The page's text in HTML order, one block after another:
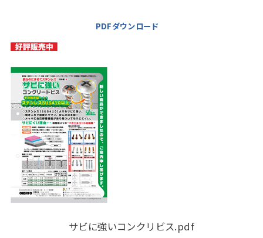
PDFダウンロード
サビに強いコンクリビス.pdf